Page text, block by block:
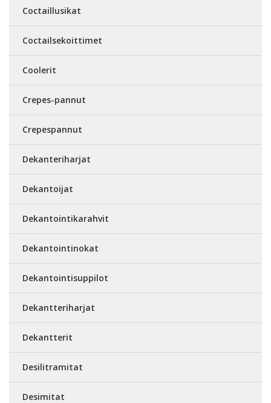
Coctaillusikat
Coctailsekoittimet
Coolerit
Crepes-pannut
Crepespannut
Dekanteriharjat
Dekantoijat
Dekantointikarahvit
Dekantointinokat
Dekantointisuppilot
Dekantteriharjat
Dekantterit
Desilitramitat
Desimitat